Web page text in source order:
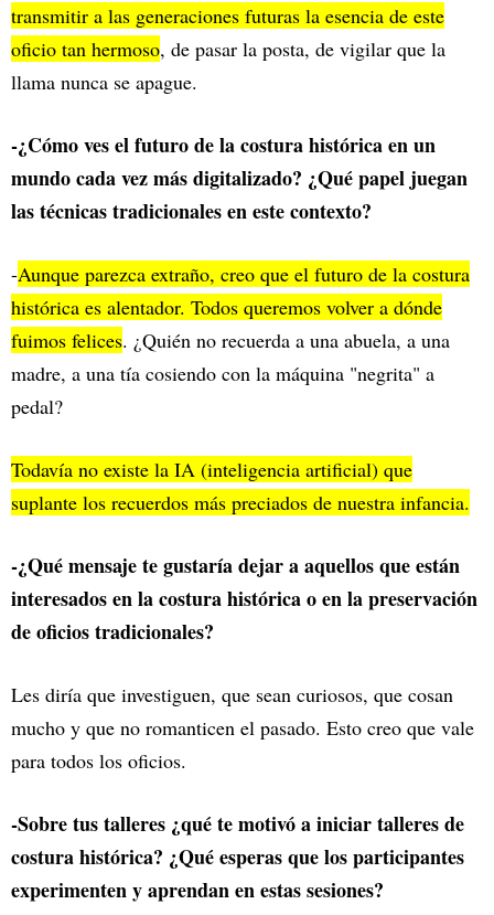
transmitir a las generaciones futuras la esencia de este
oficio tan hermoso, de pasar la posta, de vigilar que la
llama nunca se apague.
-¿Cómo ves el futuro de la costura histórica en un
mundo cada vez más digitalizado? ¿Qué papel juegan
las técnicas tradicionales en este contexto?
-Aunque parezca extraño, creo que el futuro de la costura
histórica es alentador. Todos queremos volver a dónde
fuimos felices. ¿Quién no recuerda a una abuela, a una
madre, a una tía cosiendo con la máquina "negrita" a
pedal?
Todavía no existe la IA (inteligencia artificial) que
suplante los recuerdos más preciados de nuestra infancia.
-¿Qué mensaje te gustaría dejar a aquellos que están
interesados en la costura histórica o en la preservación
de oficios tradicionales?
Les diría que investiguen, que sean curiosos, que cosan
mucho y que no romanticen el pasado. Esto creo que vale
para todos los oficios.
-Sobre tus talleres ¿qué te motivó a iniciar talleres de
costura histórica? ¿Qué esperas que los participantes
experimenten y aprendan en estas sesiones?